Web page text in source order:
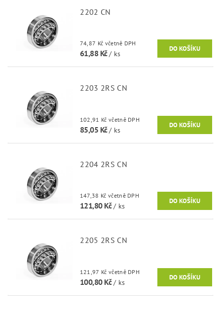
2202 CN
74,87 Kč včetně DPH
61,88 Kč/ ks
2203 2RS CN
102,91 Kč včetně DPH
85,05 Kč/ ks
2204 2RS CN
147,38 Kč včetně DPH
121,80 Kč/ ks
2205 2RS CN
121,97 Kč včetně DPH
100,80 Kč/ ks